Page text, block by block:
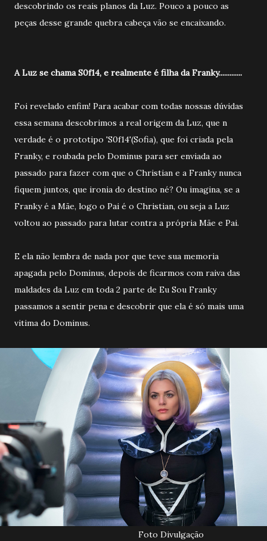
descobrindo os reais planos da Luz. Pouco a pouco as
peças desse grande quebra cabeça vão se encaixando.
A Luz se chama S0f14, e realmente é filha da Franky.............
Foi revelado enfim! Para acabar com todas nossas dúvidas
essa semana descobrimos a real origem da Luz, que n
verdade é o prototipo 'S0f14'(Sofia), que foi criada pela
Franky, e roubada pelo Dominus para ser enviada ao
passado para fazer com que o Christian e a Franky nunca
fiquem juntos, que ironia do destino né? Ou imagina, se a
Franky é a Mãe, logo o Pai é o Christian, ou seja a Luz
voltou ao passado para lutar contra a própria Mãe e Pai.
E ela não lembra de nada por que teve sua memoria
apagada pelo Dominus, depois de ficarmos com raiva das
maldades da Luz em toda 2 parte de Eu Sou Franky
passamos a sentir pena e descobrir que ela é só mais uma
vitima do Dominus.
Foto Divulgação